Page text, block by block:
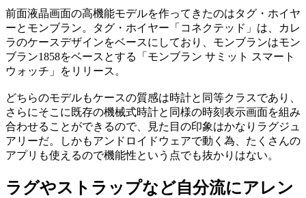
前面液晶画面の高機能モデルを作ってきたのはタグ・ホイヤ
ーとモンブラン。タグ・ホイヤー「コネクテッド」は、カレ
ラのケースデザインをベースにしており、モンブランはモン
ブラン1858をベースとする「モンブラン サミット スマート
ウォッチ」をリリース。
どちらのモデルもケースの質感は時計と同等クラスであり、
さらにそこに既存の機械式時計と同様の時刻表示画面を組み
合わせることができるので、見た目の印象はかなりラグジュ
アリーだ。しかもアンドロイドウェアで動く為、たくさんの
アプリも使えるので機能性という点でも抜かりはない。
ラグやストラップなど自分流にアレン